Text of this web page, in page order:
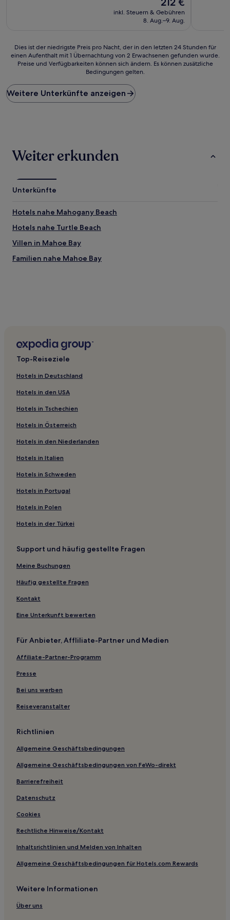
Preis
beträgt
inkl. Steuern & Gebühren
8. Aug.–9. Aug.
Dies
ist
Preis
pro
Nacht,
24 Stunden
für
mit
1 Übernachtung
2 Erwachsenen
wurde.
Preise
Verfügbarkeiten
Dies ist der niedrigste Preis pro Nacht, der in den letzten 24 Stunden für
einen Aufenthalt mit 1 Übernachtung von 2 Erwachsenen gefunden wurde.
Preise und Verfügbarkeiten können sich ändern. Es können zusätzliche
Bedingungen gelten.
Weitere Unterkünfte anzeigen
Weiter erkunden
Unterkünfte
Hotels nahe Mahogany Beach
Hotels nahe Turtle Beach
Villen in Mahoe Bay
Familien nahe Mahoe Bay
Top-Reiseziele
Hotels in Deutschland
Hotels in den USA
Hotels in Tschechien
Hotels in Österreich
Hotels in den Niederlanden
Hotels in Italien
Hotels in Schweden
Hotels in Portugal
Hotels in Polen
Hotels in der Türkei
Support und häufig gestellte Fragen
Meine Buchungen
Häufig gestellte Fragen
Kontakt
Eine Unterkunft bewerten
Für Anbieter, Affliliate-Partner und Medien
Affiliate-Partner-Programm
Presse
Bei uns werben
Reiseveranstalter
Richtlinien
Allgemeine Geschäftsbedingungen
Allgemeine Geschäftsbedingungen von FeWo-direkt
Barrierefreiheit
Datenschutz
Cookies
Rechtliche Hinweise/Kontakt
Inhaltsrichtlinien und Melden von Inhalten
Allgemeine Geschäftsbedingungen für Hotels.com Rewards
Weitere Informationen
Über uns